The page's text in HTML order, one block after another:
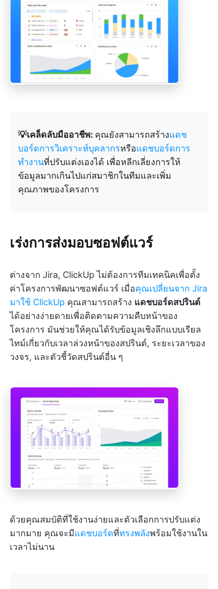
💡เคล็ดลับมืออาชีพ: คุณยังสามารถสร้างแดช
บอร์ดการวิเคราะห์บุคลากรหรือแดชบอร์ดการ
ทำงานที่ปรับแต่งเองได้ เพื่อหลีกเลี่ยงการให้
ข้อมูลมากเกินไปแก่สมาชิกในทีมและเพิ่ม
คุณภาพของโครงการ
เร่งการส่งมอบซอฟต์แวร์
ต่างจาก Jira, ClickUp ไม่ต้องการทีมเทคนิคเพื่อตั้ง
ค่าโครงการพัฒนาซอฟต์แวร์ เมื่อคุณเปลี่ยนจาก Jira
มาใช้ ClickUp คุณสามารถสร้าง แดชบอร์ดสปรินต์
ได้อย่างง่ายดายเพื่อติดตามความคืบหน้าของ
โครงการ มันช่วยให้คุณได้รับข้อมูลเชิงลึกแบบเรียล
ไทม์เกี่ยวกับเวลาล่วงหน้าของสปรินต์, ระยะเวลาของ
วงจร, และตัวชี้วัดสปรินต์อื่น ๆ
ด้วยคุณสมบัติที่ใช้งานง่ายและตัวเลือกการปรับแต่ง
มากมาย คุณจะมีแดชบอร์ดที่ทรงพลังพร้อมใช้งานใน
เวลาไม่นาน